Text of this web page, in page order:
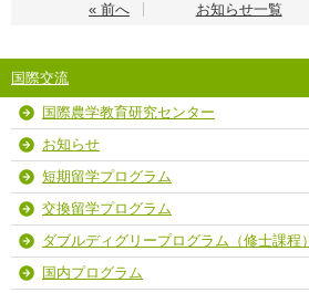
« 前へ お知らせ一覧
国際交流
国際農学教育研究センター
お知らせ
短期留学プログラム
交換留学プログラム
ダブルディグリープログラム（修士課程）
国内プログラム